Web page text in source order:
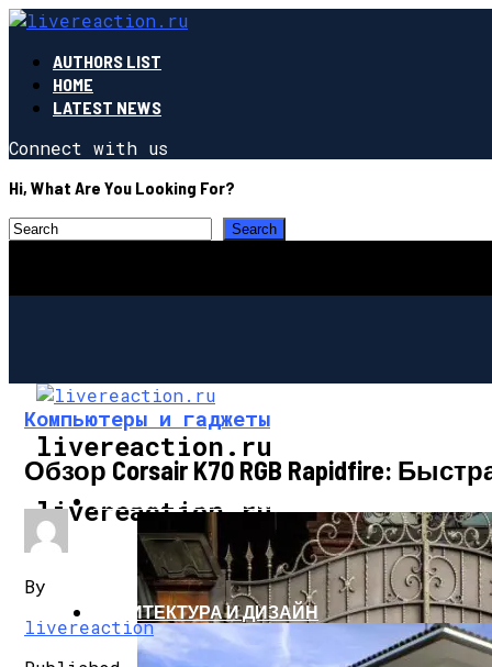
AUTHORS LIST
HOME
LATEST NEWS
Connect with us
Hi, What Are You Looking For?
livereaction.ru
livereaction.ru
СТРОИТЕЛЬСТВО И РЕМОНТ
АРХИТЕКТУРА И ДИЗАЙН
Компьютеры и гаджеты
Обзор Corsair K70 RGB Rapidfire:
By
livereaction